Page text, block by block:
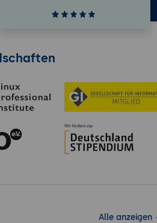
Alle anzeigen